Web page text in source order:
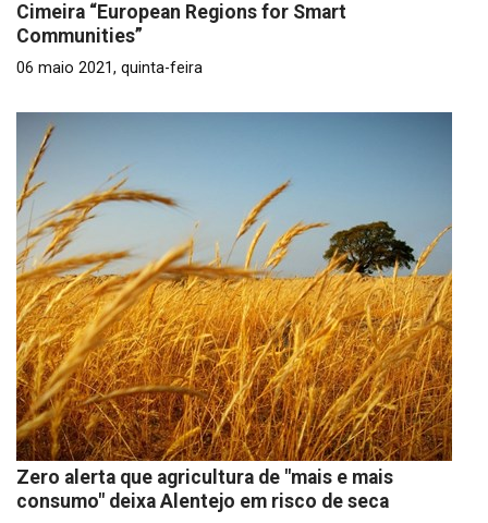
Cimeira “European Regions for Smart
Communities”
06 maio 2021, quinta-feira
Zero alerta que agricultura de "mais e mais
consumo" deixa Alentejo em risco de seca